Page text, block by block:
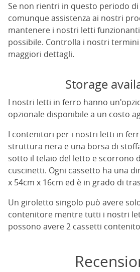
Se non rientri in questo periodo
comunque assistenza ai nostri
mantenere i nostri letti
possibile. Controlla i nostri
maggiori dettagli.
Storage
I nostri letti in ferro hanno
opzionale disponibile a un costo
I contenitori per i nostri letti in
struttura nera e una borsa di
sotto il telaio del letto e scorrono
cuscinetti. Ogni cassetto ha una
x 54cm x 16cm ed è in grado di
Un giroletto singolo può avere
contenitore mentre tutti i nostri
possono avere 2 cassetti